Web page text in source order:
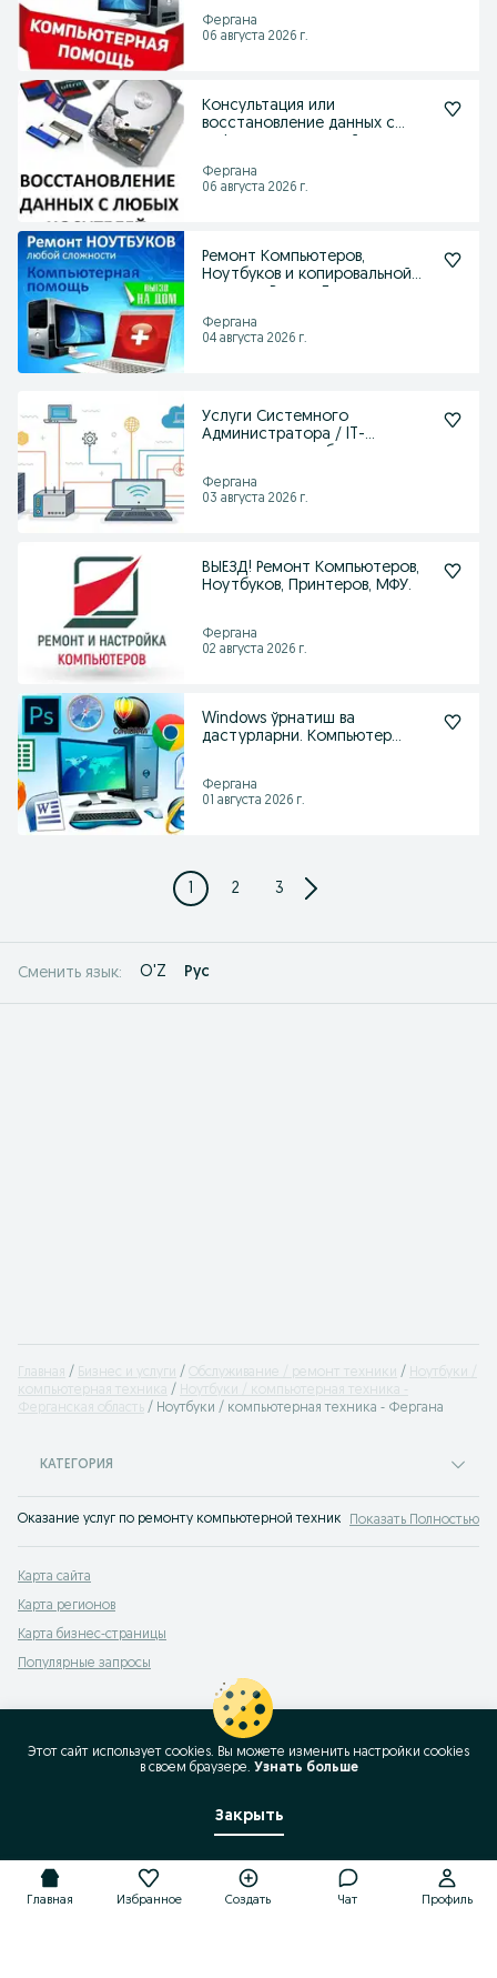
Фергана
06 августа 2026 г.
Консультация или
восстановление данных с
Фергана
06 августа 2026 г.
Ремонт Компьютеров,
Ноутбуков и копировальной
Фергана
04 августа 2026 г.
Услуги Системного
Администратора / IT-
Фергана
03 августа 2026 г.
ВЫЕЗД! Ремонт Компьютеров,
Ноутбуков, Принтеров, МФУ.
Фергана
02 августа 2026 г.
Windows ўрнатиш ва
дастурларни. Компьютер
Фергана
01 августа 2026 г.
1 2 3
Сменить язык: O'Z Рус
Главная Бизнес и услуги Обслуживание / ремонт техники
Ноутбуки /
компьютерная техника
Ноутбуки / компьютерная техника -
Ферганская область
Ноутбуки / компьютерная техника - Фергана
КАТЕГОРИЯ
Оказание услуг по ремонту компьютерной техники на сервисеПоказать Полностью
Карта сайта
Карта регионов
Карта бизнес-страницы
Популярные запросы
Главная Избранное Создать Чат Профиль
Этот сайт использует cookies. Вы можете изменить настройки cookies
в своeм браузере. Узнать больше
Закрыть